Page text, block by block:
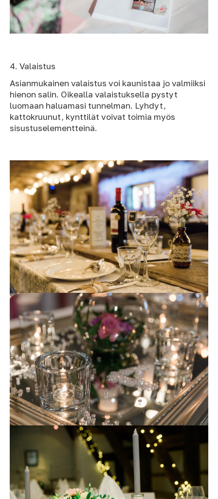
4. Valaistus
Asianmukainen valaistus voi kaunistaa jo valmiiksi
hienon salin. Oikealla valaistuksella pystyt
luomaan haluamasi tunnelman. Lyhdyt,
kattokruunut, kynttilät voivat toimia myös
sisustuselementteinä.